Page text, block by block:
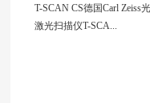
T-SCAN CS德国Carl
激光扫描仪T-SCA...